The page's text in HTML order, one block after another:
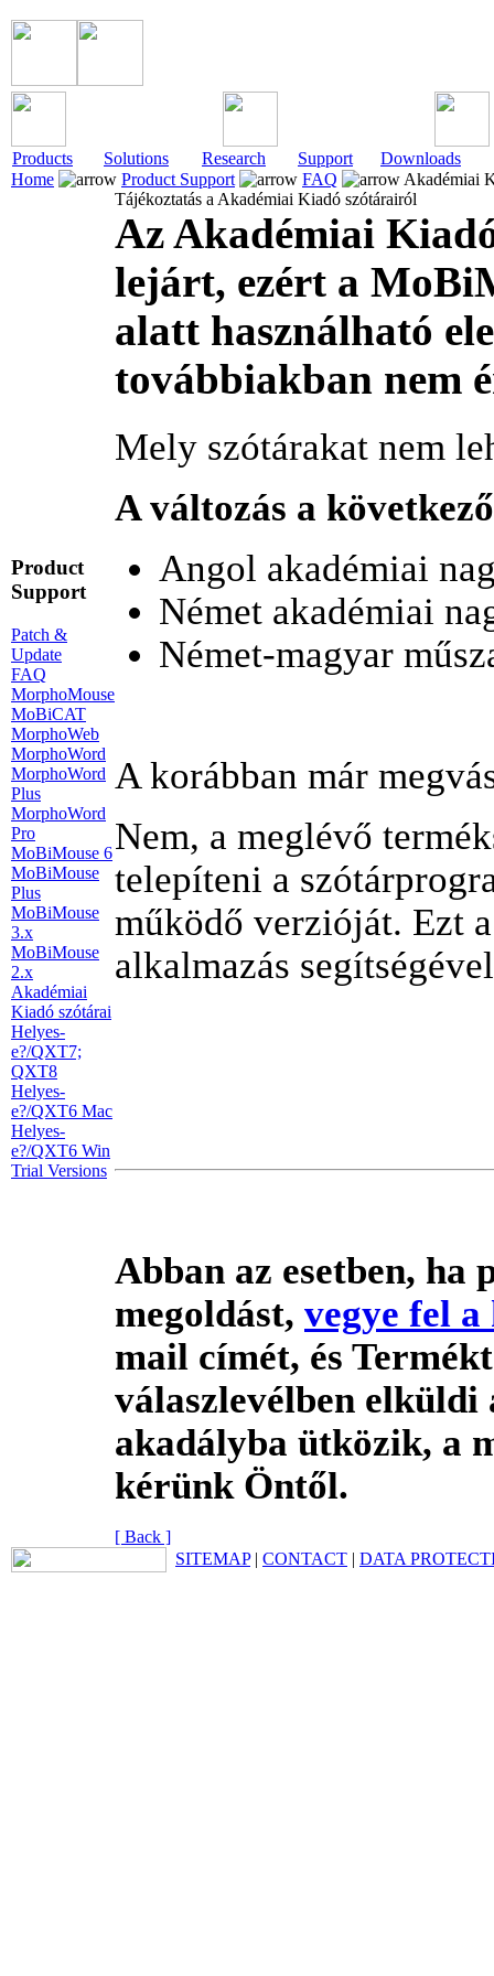
Products Solutions Research Support
Downloads
Home
Product Support FAQ Akadémiai
Product
Support
Patch &
Update
FAQ
MorphoMouse
MoBiCAT
MorphoWeb
MorphoWord
MorphoWord
Plus
MorphoWord
Pro
MoBiMouse 6
MoBiMouse
Plus
MoBiMouse
3.x
MoBiMouse
2.x
Akadémiai
Kiadó szótárai
Helyes-
e?/QXT7;
QXT8
Helyes-
e?/QXT6 Mac
Helyes-
e?/QXT6 Win
Trial Versions
Tájékoztatás a Akadémiai Kiadó szótárairól
Az Akadémiai
lejárt, ezért a
alatt használható
továbbiakban nem
Mely szótárakat nem
A változás a
Angol akadémiai
Német akadémiai
Német-magyar
A korábban már
Nem, a meglévő
telepíteni a
működő verzióját. Ezt
alkalmazás
Abban az esetben,
megoldást, vegye fel
mail címét, és
válaszlevélben elküldi
akadályba ütközik, a
kérünk Öntől.
[ Back ]
SITEMAP| CONTACT | DATA